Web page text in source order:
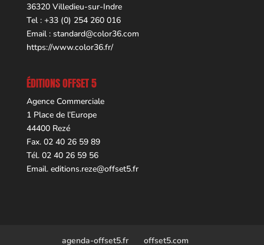
36320 Villedieu-sur-Indre
Tel : +33 (0) 254 260 016
Email : standard@color36.com
https://www.color36.fr/
ÉDITIONS OFFSET 5
Agence Commerciale
1 Place de l’Europe
44400 Rezé
Fax. 02 40 26 59 89
Tél. 02 40 26 59 56
Email. editions.reze@offset5.fr
agenda-offset5.fr offset5.com